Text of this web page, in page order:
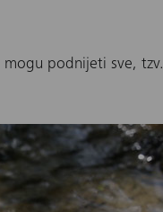
podnijeti sve, tzv.